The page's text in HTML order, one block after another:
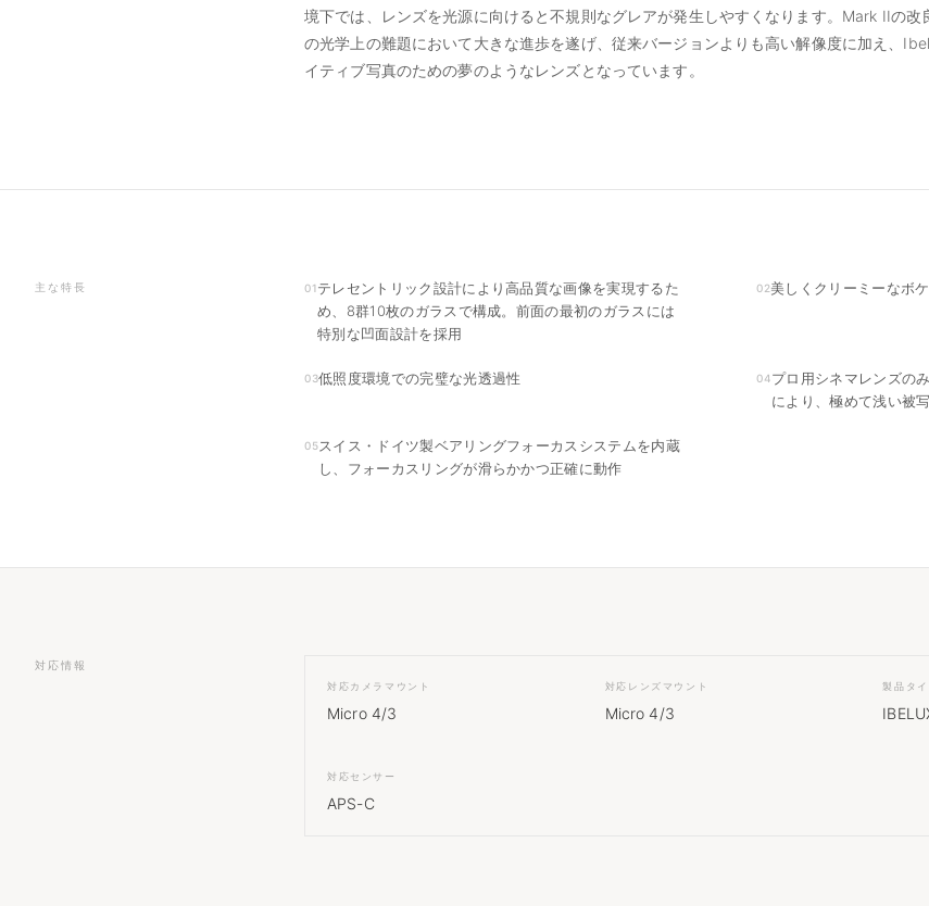
境下では、レンズを光源に向けると不規則なグレアが発生しやすくなります。Mark IIの
の光学上の難題において大きな進歩を遂げ、従来バージョンよりも高い解像度に加え、
イティブ写真のための夢のようなレンズとなっています。
主な特長 01テレセントリック設計により高品質な画像を実現するた
め、8群10枚のガラスで構成。前面の最初のガラスには
特別な凹面設計を採用
02美しくクリーミーなボケ
03低照度環境での完璧な光透過性 04プロ用シネマレンズの
により、極めて浅い被
05スイス・ドイツ製ベアリングフォーカスシステムを内蔵
し、フォーカスリングが滑らかかつ正確に動作
対応情報
対応カメラマウント
Micro 4/3
対応レンズマウント
Micro 4/3
製品タ
対応センサー
APS-C